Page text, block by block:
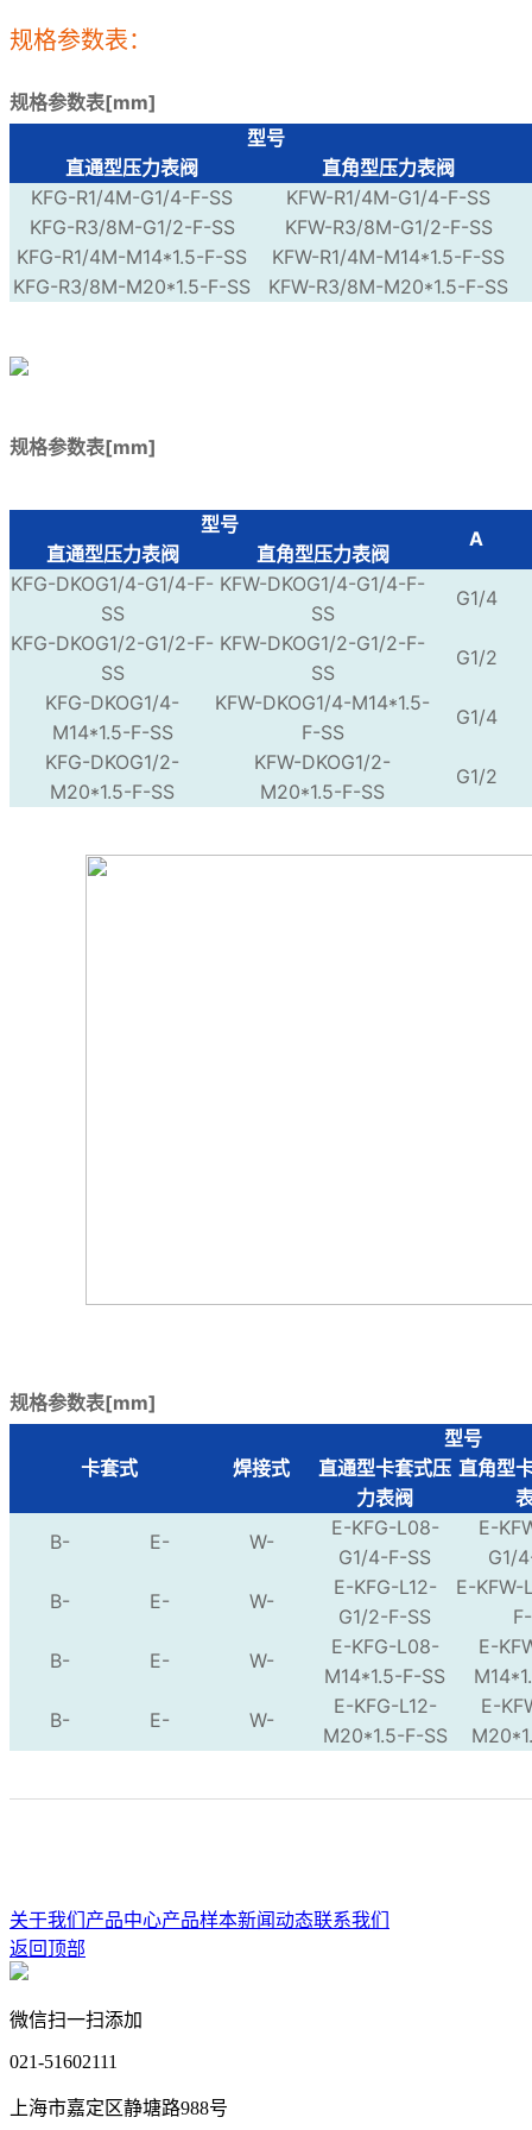
规格参数表：
规格参数表[mm]
型号
直通型压力表阀
直角型压力表阀
KFG-R1/4M-G1/4-F-SS
KFW-R1/4M-G1/4-F-SS
KFG-R3/8M-G1/2-F-SS
KFW-R3/8M-G1/2-F-SS
KFG-R1/4M-M14*1.5-F-SS
KFW-R1/4M-M14*1.5-F-SS
KFG-R3/8M-M20*1.5-F-SS
KFW-R3/8M-M20*1.5-F-SS
规格参数表[mm]
型号
A
直通型压力表阀
直角型压力表阀
KFG-DKOG1/4-G1/4-F-
SS
KFW-DKOG1/4-G1/4-F-
SS
G1/4
KFG-DKOG1/2-G1/2-F-
SS
KFW-DKOG1/2-G1/2-F-
SS
G1/2
KFG-DKOG1/4-
M14*1.5-F-SS
KFW-DKOG1/4-M14*1.5-
F-SS
G1/4
KFG-DKOG1/2-
M20*1.5-F-SS
KFW-DKOG1/2-
M20*1.5-F-SS
G1/2
规格参数表[mm]
卡套式 焊接式
型号
直通型卡套式压
力表阀
直角型
B-
E- W-
E-KFG-L08-
G1/4-F-SS
E-
G1/
B-
E- W-
E-KFG-L12-
G1/2-F-SS
E-KFW-
B-
E- W-
E-KFG-L08-
M14*1.5-F-SS
E-
B-
E- W-
E-KFG-L12-
M20*1.5-F-SS
E-
关于我们 产品中心产品样本新闻动态联系我们
返回顶部
微信扫一扫添加
021-51602111
上海市嘉定区静塘路988号